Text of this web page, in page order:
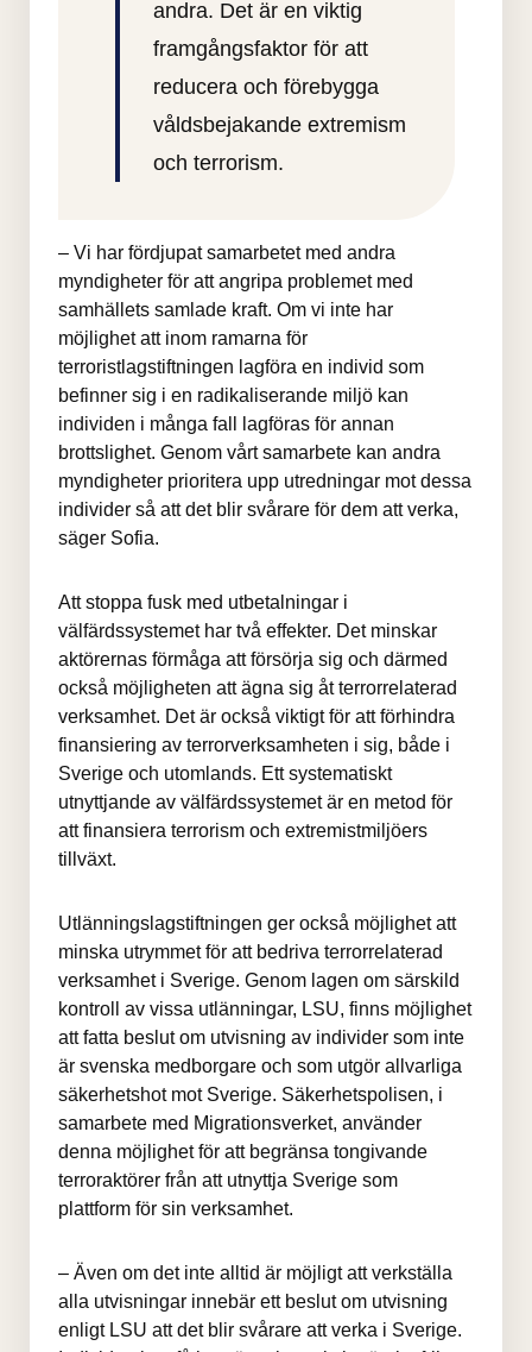
andra. Det är en viktig
framgångsfaktor för att
reducera och förebygga
våldsbejakande extremism
och terrorism.
– Vi har fördjupat samarbetet med andra
myndigheter för att angripa problemet med
samhällets samlade kraft. Om vi inte har
möjlighet att inom ramarna för
terroristlagstiftningen lagföra en individ som
befinner sig i en radikaliserande miljö kan
individen i många fall lagföras för annan
brottslighet. Genom vårt samarbete kan andra
myndigheter prioritera upp utredningar mot dessa
individer så att det blir svårare för dem att verka,
säger Sofia.
Att stoppa fusk med utbetalningar i
välfärdssystemet har två effekter. Det minskar
aktörernas förmåga att försörja sig och därmed
också möjligheten att ägna sig åt terrorrelaterad
verksamhet. Det är också viktigt för att förhindra
finansiering av terrorverksamheten i sig, både i
Sverige och utomlands. Ett systematiskt
utnyttjande av välfärdssystemet är en metod för
att finansiera terrorism och extremistmiljöers
tillväxt.
Utlänningslagstiftningen ger också möjlighet att
minska utrymmet för att bedriva terrorrelaterad
verksamhet i Sverige. Genom lagen om särskild
kontroll av vissa utlänningar, LSU, finns möjlighet
att fatta beslut om utvisning av individer som inte
är svenska medborgare och som utgör allvarliga
säkerhetshot mot Sverige. Säkerhetspolisen, i
samarbete med Migrationsverket, använder
denna möjlighet för att begränsa tongivande
terroraktörer från att utnyttja Sverige som
plattform för sin verksamhet.
– Även om det inte alltid är möjligt att verkställa
alla utvisningar innebär ett beslut om utvisning
enligt LSU att det blir svårare att verka i Sverige.